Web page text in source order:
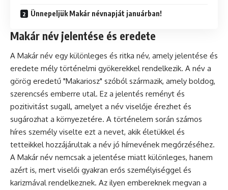
Ünnepeljük Makár névnapját januárban!
Makár név jelentése és eredete
A Makár név egy különleges és ritka név, amely jelentése és
eredete mély történelmi gyökerekkel rendelkezik. A név a
görög eredetű "Makariosz" szóból származik, amely boldog,
szerencsés emberre utal. Ez a jelentés reményt és
pozitivitást sugall, amelyet a név viselője érezhet és
sugározhat a környezetére. A történelem során számos
híres személy viselte ezt a nevet, akik életükkel és
tetteikkel hozzájárultak a név jó hírnevének megőrzéséhez.
A Makár név nemcsak a jelentése miatt különleges, hanem
azért is, mert viselői gyakran erős személyiséggel és
karizmával rendelkeznek. Az ilyen embereknek megvan a